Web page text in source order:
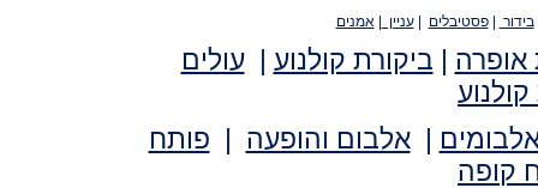
בידור |פסטיבלים |עניין |אמנים
אופרה | ביקורת קולנוע |עולים
קולנוע
|אלבום והופעה | פותח
קופה